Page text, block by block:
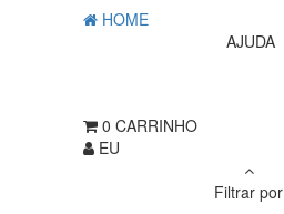
HOME
AJUDA
0 CARRINHO
EU
Filtrar por